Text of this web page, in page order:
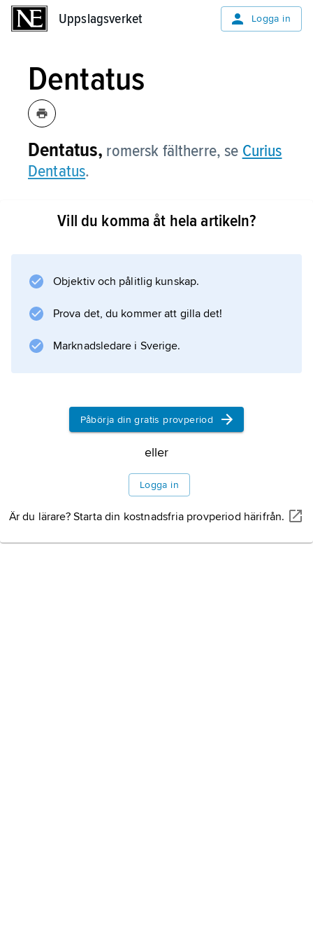
Uppslagsverket Logga in
Dentatus
Dentatus, romersk fältherre, se Curius
Dentatus.
Vill du komma åt hela artikeln?
Objektiv och pålitlig kunskap.
Prova det, du kommer att gilla det!
Marknadsledare i Sverige.
Påbörja din gratis provperiod
eller
Logga in
Är du lärare? Starta din kostnadsfria provperiod härifrån.